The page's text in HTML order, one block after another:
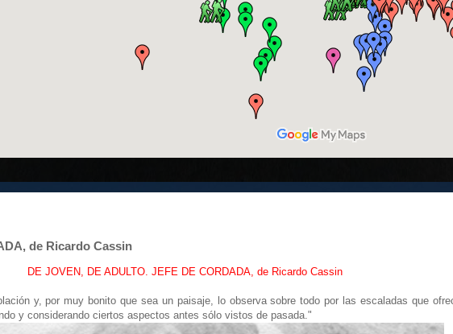
de Ricardo Cassin
DE JOVEN, DE ADULTO. JEFE DE CORDADA, de Ricardo Cassin
y, por muy bonito que sea un paisaje, lo observa sobre todo por las escaladas que
y considerando ciertos aspectos antes sólo vistos de pasada."